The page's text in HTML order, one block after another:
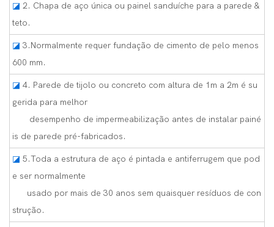
◪ 2. Chapa de aço única ou painel sanduíche para a parede &
teto.
◪ 3.Normalmente requer fundação de cimento de pelo menos
600 mm.
◪ 4. Parede de tijolo ou concreto com altura de 1m a 2m é su
gerida para melhor
desempenho de impermeabilização antes de instalar painé
is de parede pré-fabricados.
◪ 5.Toda a estrutura de aço é pintada e antiferrugem que pod
e ser normalmente
usado por mais de 30 anos sem quaisquer resíduos de con
strução.